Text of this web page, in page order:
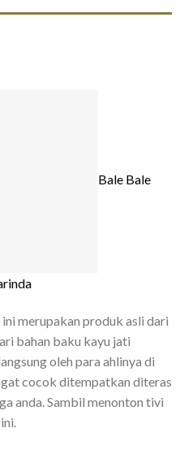
Bale Bale
ini merupakan produk asli dari
bahan baku kayu jati
oleh para ahlinya di
cocok ditempatkan diteras
anda. Sambil menonton tivi